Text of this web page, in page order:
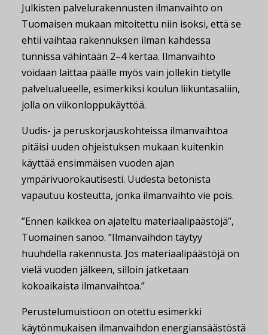
Julkisten palvelurakennusten ilmanvaihto on
Tuomaisen mukaan mitoitettu niin isoksi, että se
ehtii vaihtaa rakennuksen ilman kahdessa
tunnissa vähintään 2–4 kertaa. Ilmanvaihto
voidaan laittaa päälle myös vain jollekin tietylle
palvelualueelle, esimerkiksi koulun liikuntasaliin,
jolla on viikonloppukäyttöä.
Uudis- ja peruskorjauskohteissa ilmanvaihtoa
pitäisi uuden ohjeistuksen mukaan kuitenkin
käyttää ensimmäisen vuoden ajan
ympärivuorokautisesti. Uudesta betonista
vapautuu kosteutta, jonka ilmanvaihto vie pois.
”Ennen kaikkea on ajateltu materiaalipäästöjä”,
Tuomainen sanoo. ”Ilmanvaihdon täytyy
huuhdella rakennusta. Jos materiaalipäästöjä on
vielä vuoden jälkeen, silloin jatketaan
kokoaikaista ilmanvaihtoa.”
Perustelumuistioon on otettu esimerkki
käytönmukaisen ilmanvaihdon energiansäästöstä